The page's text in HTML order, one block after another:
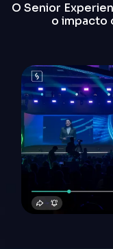
O Senior
o impacto